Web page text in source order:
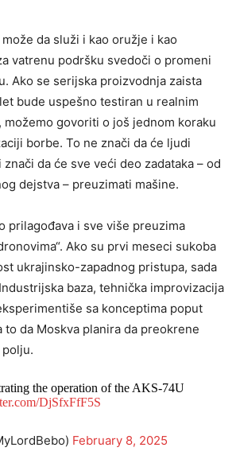
da služi i kao oružje i kao
vatrenu podršku svedoči o promeni
Ako se serijska proizvodnja zaista
bude uspešno testiran u realnim
možemo govoriti o još jednom koraku
borbe. To ne znači da će ljudi
da će sve veći deo zadataka – od
dejstva – preuzimati mašine.
prilagođava i sve više preuzima
Ako su prvi meseci sukoba
ukrajinsko-zapadnog pristupa, sada
baza, tehnička improvizacija
sa konceptima poput
to da Moskva planira da preokrene
the operation of the AKS-74U
DjSfxFfF5S
February 8, 2025